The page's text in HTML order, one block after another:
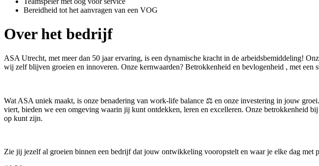
Bereidheid tot het aanvragen van een VOG
Over het bedrijf
ASA Utrecht, met meer dan 50 jaar ervaring, is een dynamische kracht in de arbeidsbemiddeling!
wij zelf blijven groeien en innoveren. Onze kernwaarden? Betrokkenheid en bevlogenheid , met een
Wat ASA uniek maakt, is onze benadering van work-life balance ⚖ en onze investering in jouw
viert, bieden we een omgeving waarin jij kunt ontdekken, leren en excelleren. Onze betrokkenheid
op kunt zijn.
Zie jij jezelf al groeien binnen een bedrijf dat jouw ontwikkeling vooropstelt en waar je elke dag met